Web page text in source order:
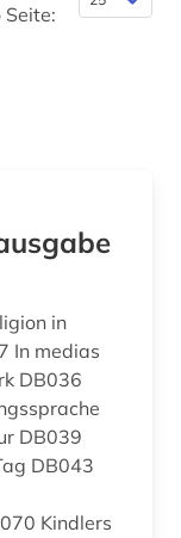
Seite:
In medias
DB036
DB039
DB043
Kindlers